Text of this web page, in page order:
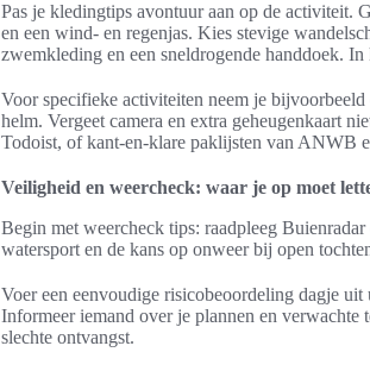
Pas je kledingtips avontuur aan op de activiteit.
en een wind- en regenjas. Kies stevige
zwemkleding en een sneldrogende handdoek.
Voor specifieke activiteiten neem je
helm. Vergeet camera en extra geheugenkaart
Todoist, of kant-en-klare paklijsten van ANWB
Veiligheid en weercheck: waar je op moet
Begin met weercheck tips: raadpleeg
watersport en de kans op onweer bij open
Voer een eenvoudige risicobeoordeling dagje
Informeer iemand over je plannen en
slechte ontvangst.